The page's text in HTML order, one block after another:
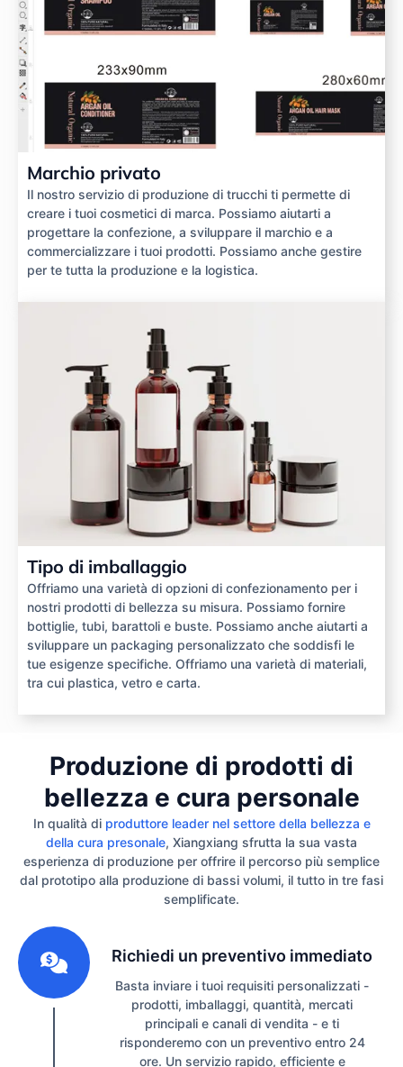
Marchio privato
Il nostro servizio di produzione di trucchi ti permette di
creare i tuoi cosmetici di marca. Possiamo aiutarti a
progettare la confezione, a sviluppare il marchio e a
commercializzare i tuoi prodotti. Possiamo anche gestire
per te tutta la produzione e la logistica.
Tipo di imballaggio
Offriamo una varietà di opzioni di confezionamento per i
nostri prodotti di bellezza su misura. Possiamo fornire
bottiglie, tubi, barattoli e buste. Possiamo anche aiutarti a
sviluppare un packaging personalizzato che soddisfi le
tue esigenze specifiche. Offriamo una varietà di materiali,
tra cui plastica, vetro e carta.
Produzione di prodotti di
bellezza e cura personale
In qualità di produttore leader nel settore della bellezza e
della cura presonale, Xiangxiang sfrutta la sua vasta
esperienza di produzione per offrire il percorso più semplice
dal prototipo alla produzione di bassi volumi, il tutto in tre fasi
semplificate.
Richiedi un preventivo immediato
Basta inviare i tuoi requisiti personalizzati -
prodotti, imballaggi, quantità, mercati
principali e canali di vendita - e ti
risponderemo con un preventivo entro 24
ore. Un servizio rapido, efficiente e